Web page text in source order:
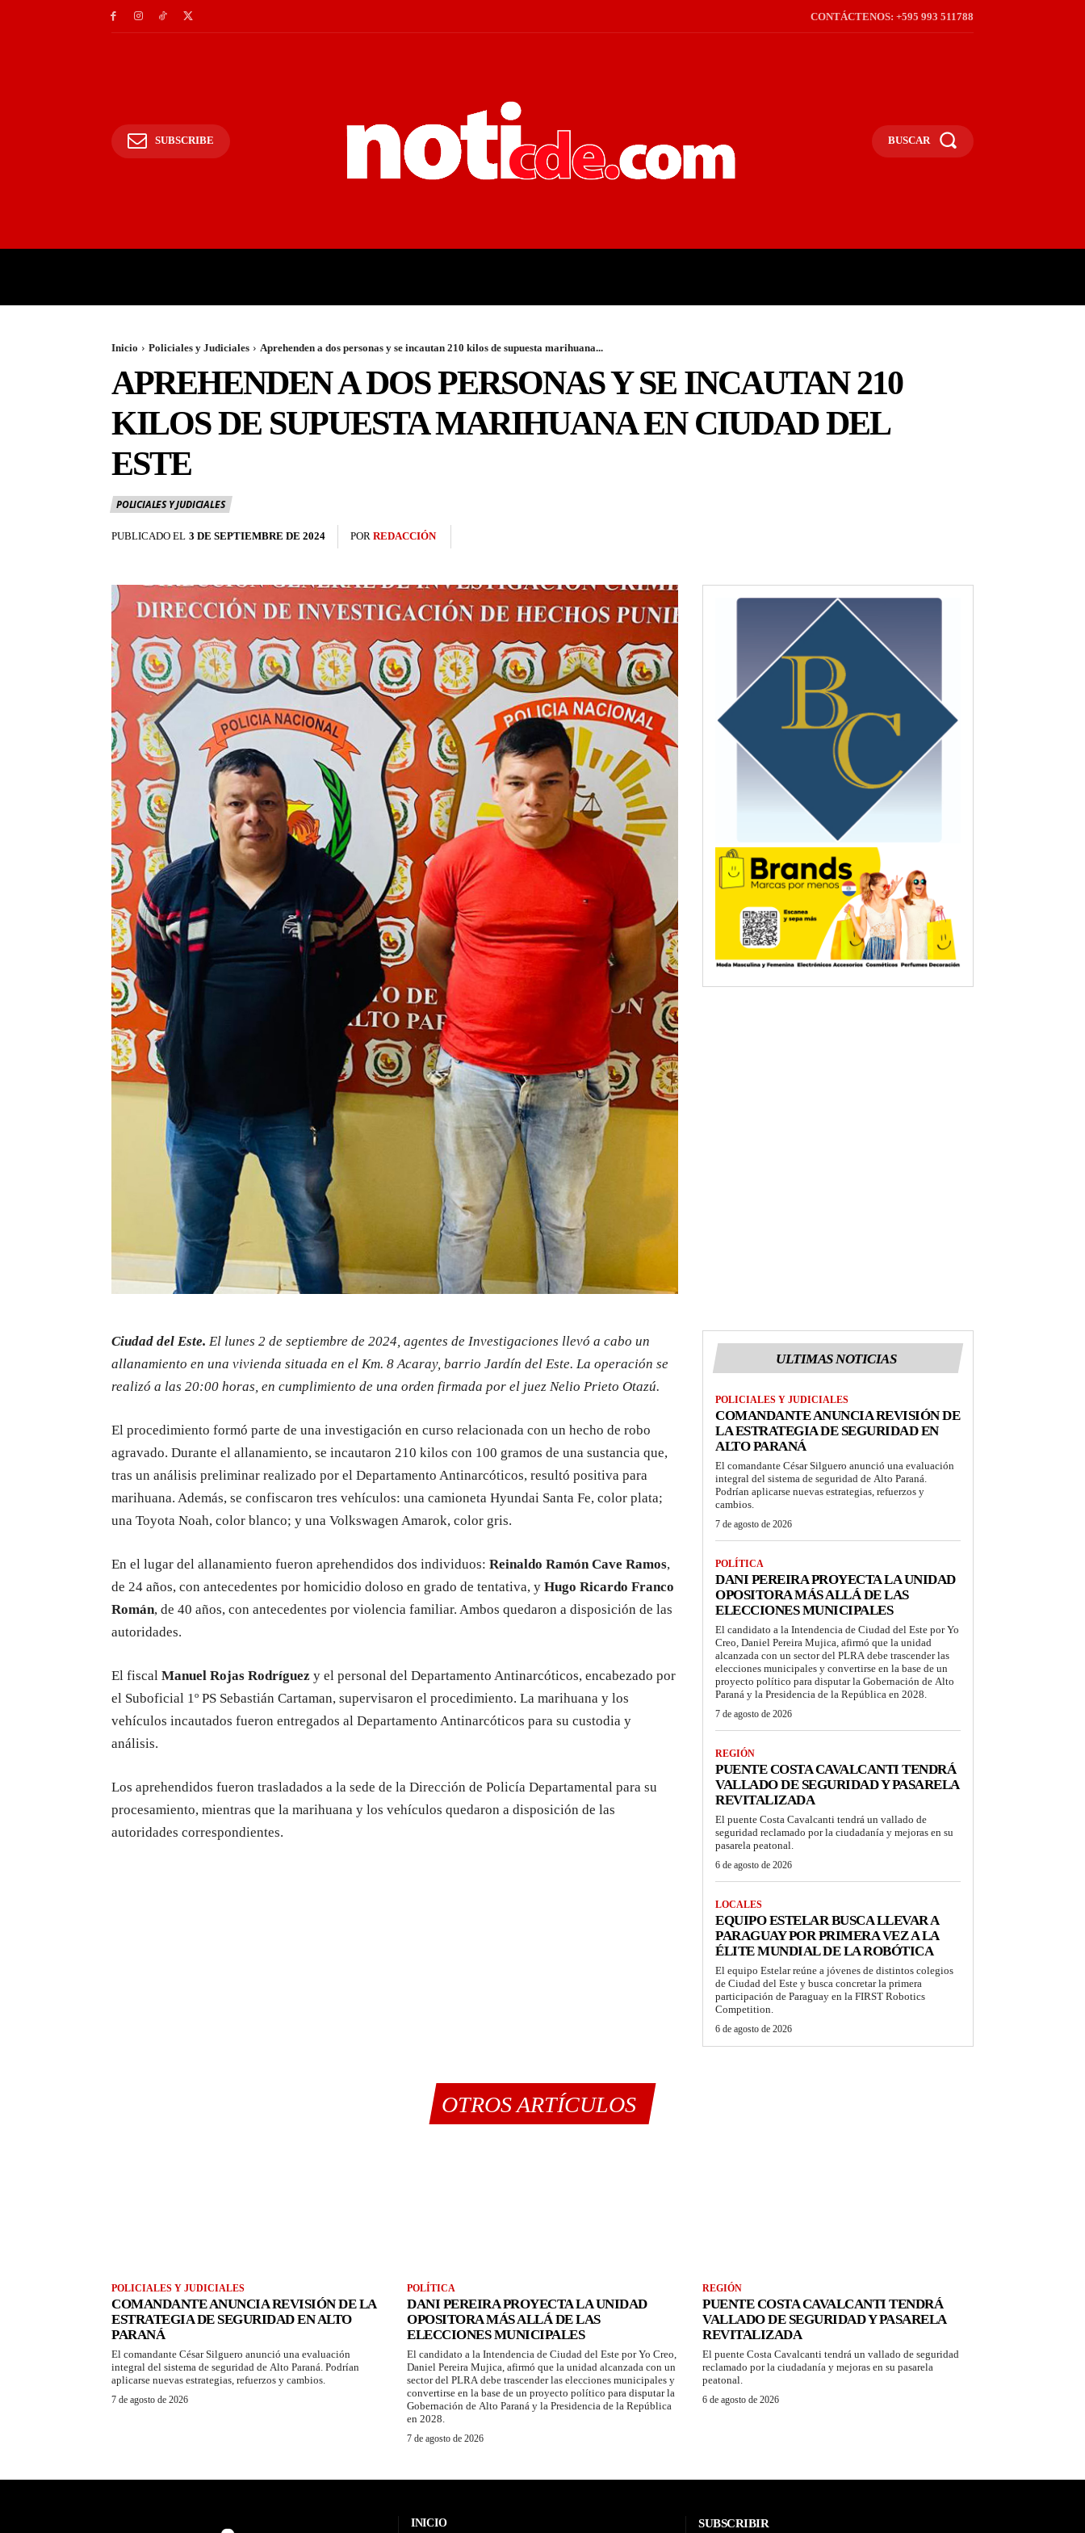
CONTÁCTENOS: +595 993 511788
SUBSCRIBE BUSCAR
Inicio Policiales y Judiciales Aprehenden a dos personas y se incautan 210 kilos de supuesta marihuana...
APREHENDEN A DOS PERSONAS Y SE INCAUTAN 210
KILOS DE SUPUESTA MARIHUANA EN CIUDAD DEL
ESTE
POLICIALES Y JUDICIALES
PUBLICADO EL 3 DE SEPTIEMBRE DE 2024 POR REDACCIÓN
Ciudad del Este. El lunes 2 de septiembre de 2024, agentes de Investigaciones llevó a cabo un
allanamiento en una vivienda situada en el Km. 8 Acaray, barrio Jardín del Este. La operación se
realizó a las 20:00 horas, en cumplimiento de una orden firmada por el juez Nelio Prieto Otazú.
El procedimiento formó parte de una investigación en curso relacionada con un hecho de robo
agravado. Durante el allanamiento, se incautaron 210 kilos con 100 gramos de una sustancia que,
tras un análisis preliminar realizado por el Departamento Antinarcóticos, resultó positiva para
marihuana. Además, se confiscaron tres vehículos: una camioneta Hyundai Santa Fe, color plata;
una Toyota Noah, color blanco; y una Volkswagen Amarok, color gris.
En el lugar del allanamiento fueron aprehendidos dos individuos: Reinaldo Ramón Cave Ramos,
de 24 años, con antecedentes por homicidio doloso en grado de tentativa, y Hugo Ricardo Franco
Román, de 40 años, con antecedentes por violencia familiar. Ambos quedaron a disposición de las
autoridades.
El fiscal Manuel Rojas Rodríguez y el personal del Departamento Antinarcóticos, encabezado por
el Suboficial 1º PS Sebastián Cartaman, supervisaron el procedimiento. La marihuana y los
vehículos incautados fueron entregados al Departamento Antinarcóticos para su custodia y
análisis.
Los aprehendidos fueron trasladados a la sede de la Dirección de Policía Departamental para su
procesamiento, mientras que la marihuana y los vehículos quedaron a disposición de las
autoridades correspondientes.
ULTIMAS NOTICIAS
POLICIALES Y JUDICIALES
COMANDANTE ANUNCIA REVISIÓN DE
LA ESTRATEGIA DE SEGURIDAD EN
ALTO PARANÁ
El comandante César Silguero anunció una evaluación
integral del sistema de seguridad de Alto Paraná.
Podrían aplicarse nuevas estrategias, refuerzos y
cambios.
7 de agosto de 2026
POLÍTICA
DANI PEREIRA PROYECTA LA UNIDAD
OPOSITORA MÁS ALLÁ DE LAS
ELECCIONES MUNICIPALES
El candidato a la Intendencia de Ciudad del Este por Yo
Creo, Daniel Pereira Mujica, afirmó que la unidad
alcanzada con un sector del PLRA debe trascender las
elecciones municipales y convertirse en la base de un
proyecto político para disputar la Gobernación de Alto
Paraná y la Presidencia de la República en 2028.
7 de agosto de 2026
REGIÓN
PUENTE COSTA CAVALCANTI TENDRÁ
VALLADO DE SEGURIDAD Y PASARELA
REVITALIZADA
El puente Costa Cavalcanti tendrá un vallado de
seguridad reclamado por la ciudadanía y mejoras en su
pasarela peatonal.
6 de agosto de 2026
LOCALES
EQUIPO ESTELAR BUSCA LLEVAR A
PARAGUAY POR PRIMERA VEZ A LA
ÉLITE MUNDIAL DE LA ROBÓTICA
El equipo Estelar reúne a jóvenes de distintos colegios
de Ciudad del Este y busca concretar la primera
participación de Paraguay en la FIRST Robotics
Competition.
6 de agosto de 2026
OTROS ARTÍCULOS
POLICIALES Y JUDICIALES
COMANDANTE ANUNCIA REVISIÓN DE LA
ESTRATEGIA DE SEGURIDAD EN ALTO
PARANÁ
El comandante César Silguero anunció una evaluación
integral del sistema de seguridad de Alto Paraná. Podrían
aplicarse nuevas estrategias, refuerzos y cambios.
7 de agosto de 2026
POLÍTICA
DANI PEREIRA PROYECTA LA UNIDAD
OPOSITORA MÁS ALLÁ DE LAS
ELECCIONES MUNICIPALES
El candidato a la Intendencia de Ciudad del Este por Yo Creo,
Daniel Pereira Mujica, afirmó que la unidad alcanzada con un
sector del PLRA debe trascender las elecciones municipales y
convertirse en la base de un proyecto político para disputar la
Gobernación de Alto Paraná y la Presidencia de la República
en 2028.
7 de agosto de 2026
REGIÓN
PUENTE COSTA CAVALCANTI TENDRÁ
VALLADO DE SEGURIDAD Y PASARELA
REVITALIZADA
El puente Costa Cavalcanti tendrá un vallado de seguridad
reclamado por la ciudadanía y mejoras en su pasarela
peatonal.
6 de agosto de 2026
INICIO SUBSCRIBIR